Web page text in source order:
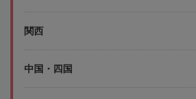
関西
中国・四国